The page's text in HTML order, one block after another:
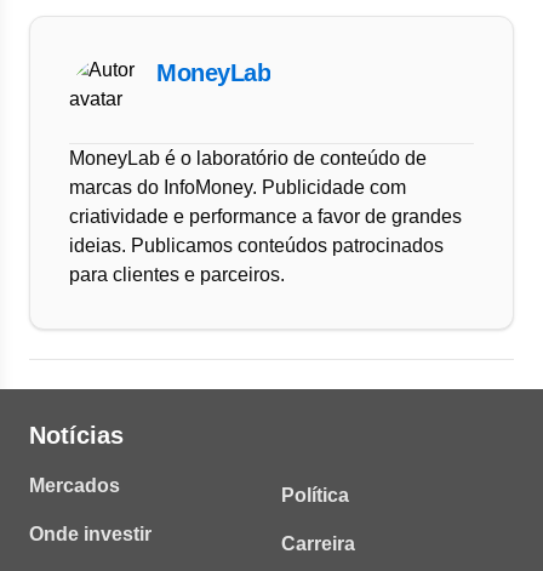
MoneyLab
MoneyLab é o laboratório de conteúdo de
marcas do InfoMoney. Publicidade com
criatividade e performance a favor de grandes
ideias. Publicamos conteúdos patrocinados
para clientes e parceiros.
Notícias
Mercados
Onde investir
Política
Carreira